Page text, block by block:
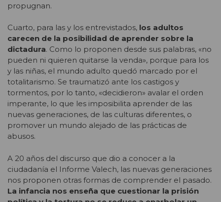
propugnan.
Cuarto, para las y los entrevistados, los adultos
carecen de la posibilidad de aprender sobre la
dictadura. Como lo proponen desde sus palabras, «no
pueden ni quieren quitarse la venda», porque para los
y las niñas, el mundo adulto quedó marcado por el
totalitarismo. Se traumatizó ante los castigos y
tormentos, por lo tanto, «decidieron» avalar el orden
imperante, lo que les imposibilita aprender de las
nuevas generaciones, de las culturas diferentes, o
promover un mundo alejado de las prácticas de
abusos.
A 20 años del discurso que dio a conocer a la
ciudadanía el Informe Valech, las nuevas generaciones
nos proponen otras formas de comprender el pasado.
La infancia nos enseña que cuestionar la prisión